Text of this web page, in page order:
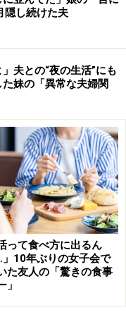
う。公営住宅に住
べられない。外食な
の親戚が送ってくれ
うだとミホさんは言
と思うけど、あき
し続けた夫
夫との“夜の生活”にも
妹の「異常な夫婦関
って食べ方に出るん
10年ぶりの女子会で
た友人の「驚きの食事
」